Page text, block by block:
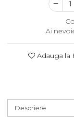
Ai
Adauga la
Descriere